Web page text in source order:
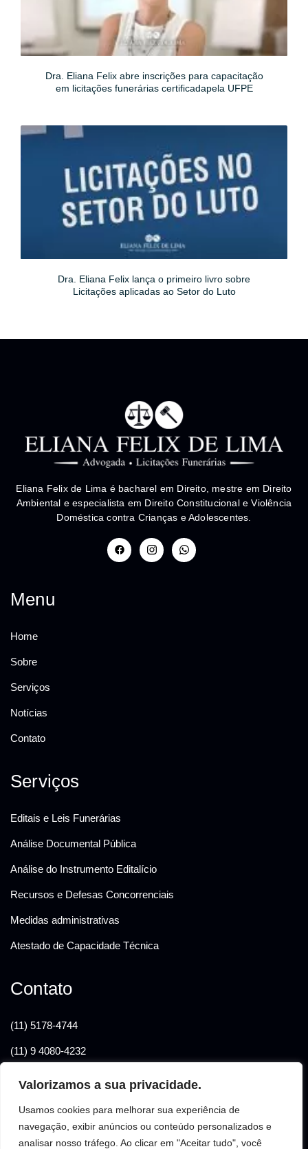
Valorizamos a sua privacidade.
Usamos cookies para melhorar sua experiência de
navegação, exibir anúncios ou conteúdo personalizados e
analisar nosso tráfego. Ao clicar em "Aceitar tudo", você
Dra. Eliana Felix abre inscrições para capacitação
em licitações funerárias certificadapela UFPЕ
Dra. Eliana Felix lança o primeiro livro sobre
Licitações aplicadas ao Setor do Luto
Eliana Felix de Lima é bacharel em Direito, mestre em Direito
Ambiental e especialista em Direito Constitucional e Violência
Doméstica contra Crianças e Adolescentes.
Menu
Home
Sobre
Serviços
Notícias
Contato
Serviços
Editais e Leis Funerárias
Análise Documental Pública
Análise do Instrumento Editalício
Recursos e Defesas Concorrenciais
Medidas administrativas
Atestado de Capacidade Técnica
Contato
(11) 5178-4744
(11) 9 4080-4232
André - CEP - 09090-770